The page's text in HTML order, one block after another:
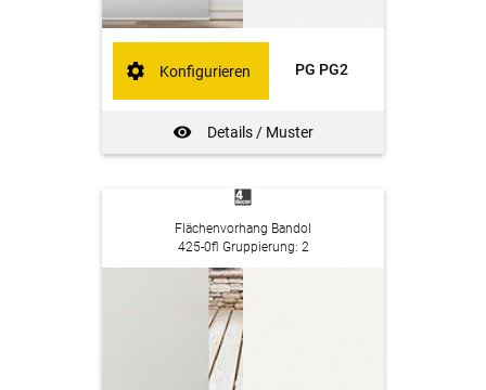
PG PG2
Details / Muster
Konfigurieren
Flächenvorhang Bandol
425-0fl Gruppierung: 2